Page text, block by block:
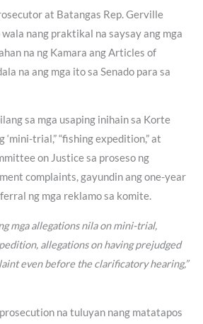
at Batangas Rep. Gerville
wala nang praktikal na saysay ang mga
na ng Kamara ang Articles of
na ang mga ito sa Senado para sa
sa mga usaping inihain sa Korte
‘mini-trial,” “fishing expedition,” at
on Justice sa proseso ng
complaints, gayundin ang one-year
ng mga reklamo sa komite.
mga allegations nila on mini-trial,
allegations on having prejudged
even before the clarificatory hearing,”
na tuluyan nang matatapos